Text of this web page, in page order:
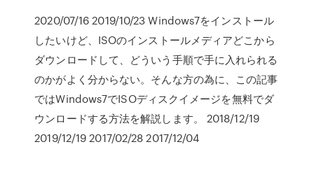
2020/07/16 2019/10/23 Windows7をインストール
したいけど、ISOのインストールメディアどこから
ダウンロードして、どういう手順で手に入れられる
のかがよく分からない。そんな方の為に、この記事
ではWindows7でISOディスクイメージを無料でダ
ウンロードする方法を解説します。 2018/12/19
2019/12/19 2017/02/28 2017/12/04